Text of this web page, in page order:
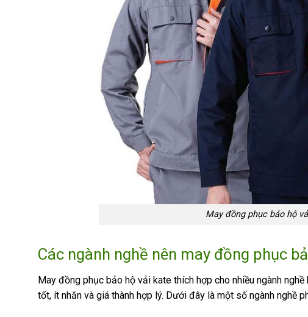
May đồng phục bảo hộ
Các ngành nghề nên may đồng phục
May đồng phục bảo hộ vải kate thích hợp cho nhiều ngành
tốt, ít nhăn và giá thành hợp lý. Dưới đây là một số ngành nghề